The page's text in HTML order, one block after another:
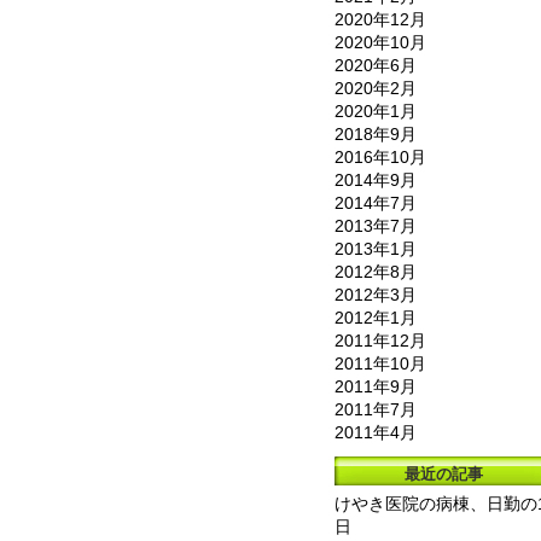
2020年12月
2020年10月
2020年6月
2020年2月
2020年1月
2018年9月
2016年10月
2014年9月
2014年7月
2013年7月
2013年1月
2012年8月
2012年3月
2012年1月
2011年12月
2011年10月
2011年9月
2011年7月
2011年4月
最近の記事
けやき医院の病棟、日勤の
日